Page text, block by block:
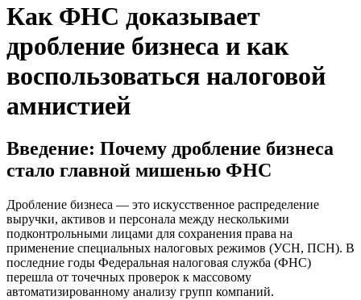
Как ФНС доказывает
дробление бизнеса и как
воспользоваться налоговой
амнистией
Введение: Почему дробление бизнеса
стало главной мишенью ФНС
Дробление бизнеса — это искусственное распределение
выручки, активов и персонала между несколькими
подконтрольными лицами для сохранения права на
применение специальных налоговых режимов (УСН, ПСН). В
последние годы Федеральная налоговая служба (ФНС)
перешла от точечных проверок к массовому
автоматизированному анализу групп компаний.